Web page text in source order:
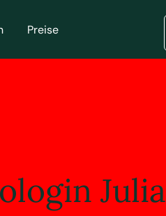
Preise
Julia